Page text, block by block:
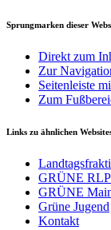
Sprungmarken dieser
Direkt zum
Zur
Seitenleiste
Zum
Links zu ähnlichen
GRÜNE RLP
GRÜNE
Grüne Jugend
Kontakt